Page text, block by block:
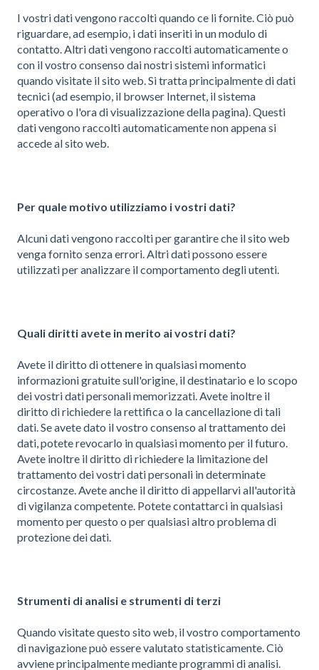
I vostri dati vengono raccolti quando ce li fornite. Ciò può
riguardare, ad esempio, i dati inseriti in un modulo di
contatto. Altri dati vengono raccolti automaticamente o
con il vostro consenso dai nostri sistemi informatici
quando visitate il sito web. Si tratta principalmente di dati
tecnici (ad esempio, il browser Internet, il sistema
operativo o l'ora di visualizzazione della pagina). Questi
dati vengono raccolti automaticamente non appena si
accede al sito web.
Per quale motivo utilizziamo i vostri dati?
Alcuni dati vengono raccolti per garantire che il sito web
venga fornito senza errori. Altri dati possono essere
utilizzati per analizzare il comportamento degli utenti.
Quali diritti avete in merito ai vostri dati?
Avete il diritto di ottenere in qualsiasi momento
informazioni gratuite sull'origine, il destinatario e lo scopo
dei vostri dati personali memorizzati. Avete inoltre il
diritto di richiedere la rettifica o la cancellazione di tali
dati. Se avete dato il vostro consenso al trattamento dei
dati, potete revocarlo in qualsiasi momento per il futuro.
Avete inoltre il diritto di richiedere la limitazione del
trattamento dei vostri dati personali in determinate
circostanze. Avete anche il diritto di appellarvi all'autorità
di vigilanza competente. Potete contattarci in qualsiasi
momento per questo o per qualsiasi altro problema di
protezione dei dati.
Strumenti di analisi e strumenti di terzi
Quando visitate questo sito web, il vostro comportamento
di navigazione può essere valutato statisticamente. Ciò
avviene principalmente mediante programmi di analisi.